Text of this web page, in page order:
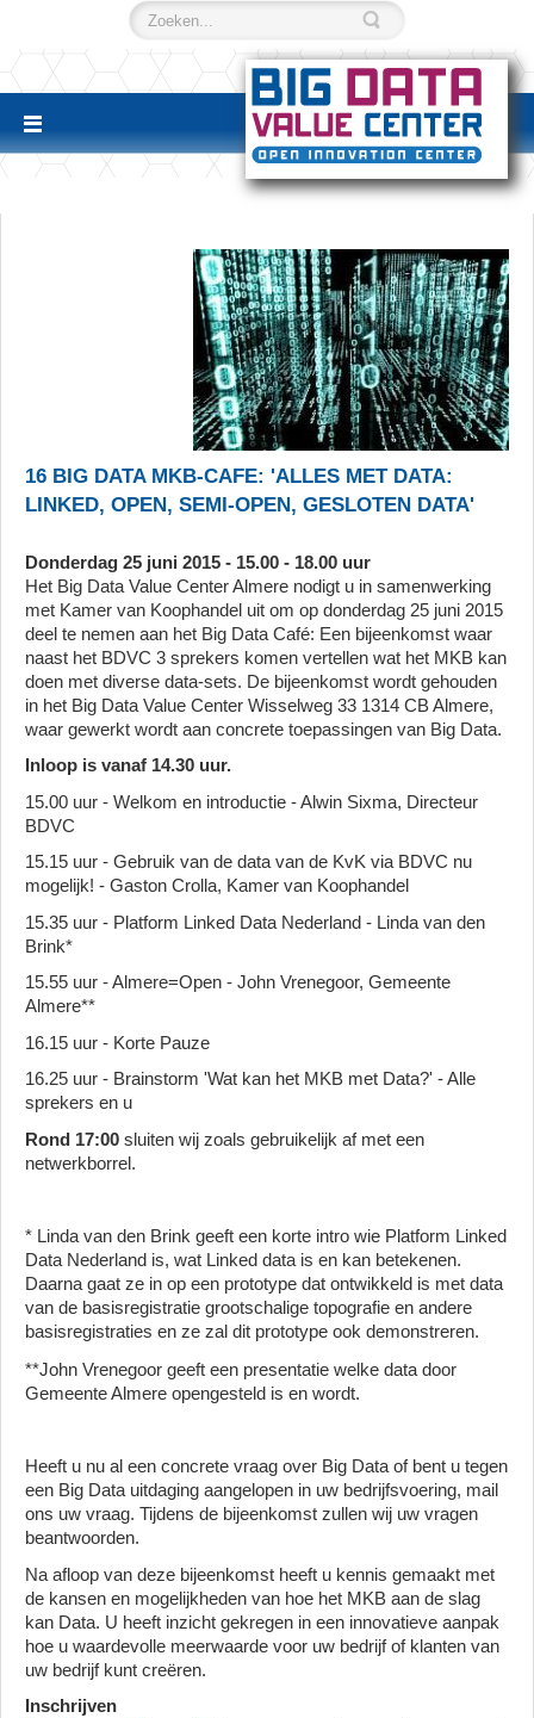
16 BIG DATA MKB-CAFE: 'ALLES MET DATA:
LINKED, OPEN, SEMI-OPEN, GESLOTEN DATA'
Donderdag 25 juni 2015 - 15.00 - 18.00 uur
Het Big Data Value Center Almere nodigt u in samenwerking
met Kamer van Koophandel uit om op donderdag 25 juni 2015
deel te nemen aan het Big Data Café: Een bijeenkomst waar
naast het BDVC 3 sprekers komen vertellen wat het MKB kan
doen met diverse data-sets. De bijeenkomst wordt gehouden
in het Big Data Value Center Wisselweg 33 1314 CB Almere,
waar gewerkt wordt aan concrete toepassingen van Big Data.
Inloop is vanaf 14.30 uur.
15.00 uur - Welkom en introductie - Alwin Sixma, Directeur
BDVC
15.15 uur - Gebruik van de data van de KvK via BDVC nu
mogelijk! - Gaston Crolla, Kamer van Koophandel
15.35 uur - Platform Linked Data Nederland - Linda van den
Brink*
15.55 uur - Almere=Open - John Vrenegoor, Gemeente
Almere**
16.15 uur - Korte Pauze
16.25 uur - Brainstorm 'Wat kan het MKB met Data?' - Alle
sprekers en u
Rond 17:00 sluiten wij zoals gebruikelijk af met een
netwerkborrel.
* Linda van den Brink geeft een korte intro wie Platform Linked
Data Nederland is, wat Linked data is en kan betekenen.
Daarna gaat ze in op een prototype dat ontwikkeld is met data
van de basisregistratie grootschalige topografie en andere
basisregistraties en ze zal dit prototype ook demonstreren.
**John Vrenegoor geeft een presentatie welke data door
Gemeente Almere opengesteld is en wordt.
Heeft u nu al een concrete vraag over Big Data of bent u tegen
een Big Data uitdaging aangelopen in uw bedrijfsvoering, mail
ons uw vraag. Tijdens de bijeenkomst zullen wij uw vragen
beantwoorden.
Na afloop van deze bijeenkomst heeft u kennis gemaakt met
de kansen en mogelijkheden van hoe het MKB aan de slag
kan Data. U heeft inzicht gekregen in een innovatieve aanpak
hoe u waardevolle meerwaarde voor uw bedrijf of klanten van
uw bedrijf kunt creëren.
Inschrijven